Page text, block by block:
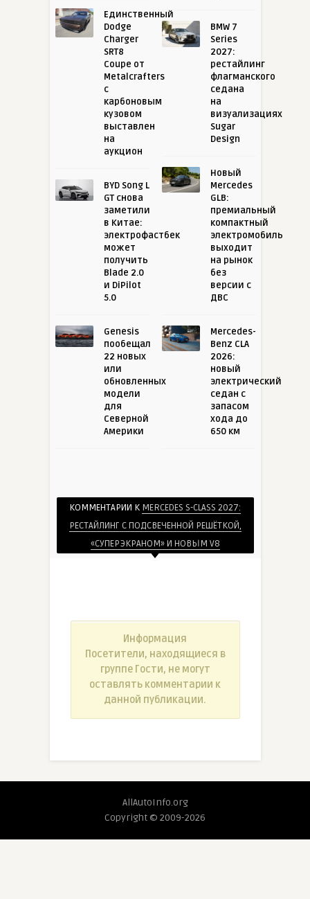
Единственный
Dodge
Charger
SRT8
Coupe от
Metalcrafters
с
карбоновым
кузовом
выставлен
на
аукцион
BYD Song L
GT снова
заметили
в Китае:
электрофастбек
может
получить
Blade 2.0
и DiPilot
5.0
Genesis
пообещал
22 новых
или
обновленных
модели
для
Северной
Америки
BMW 7
Series
2027:
рестайлинг
флагманского
седана
на
визуализациях
Sugar
Design
Новый
Mercedes
GLB:
премиальный
компактный
электромобиль
выходит
на рынок
без
версии с
ДВС
Mercedes-
Benz CLA
2026:
новый
электрический
седан с
запасом
хода до
650 км
КОММЕНТАРИИ К MERCEDES S-CLASS 2027:
РЕСТАЙЛИНГ С ПОДСВЕЧЕННОЙ РЕШЁТКОЙ,
«СУПЕРЭКРАНОМ» И НОВЫМ V8
Информация
Посетители, находящиеся в
группе Гости, не могут
оставлять комментарии к
данной публикации.
AllAutoInfo.org
Copyright © 2009-2026